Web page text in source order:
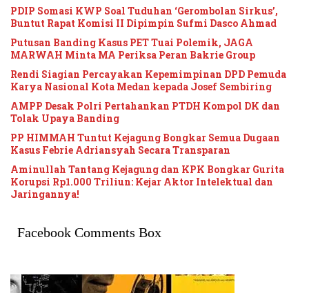
PDIP Somasi KWP Soal Tuduhan ‘Gerombolan Sirkus’,
Buntut Rapat Komisi II Dipimpin Sufmi Dasco Ahmad
Putusan Banding Kasus PET Tuai Polemik, JAGA
MARWAH Minta MA Periksa Peran Bakrie Group
Rendi Siagian Percayakan Kepemimpinan DPD Pemuda
Karya Nasional Kota Medan kepada Josef Sembiring
AMPP Desak Polri Pertahankan PTDH Kompol DK dan
Tolak Upaya Banding
PP HIMMAH Tuntut Kejagung Bongkar Semua Dugaan
Kasus Febrie Adriansyah Secara Transparan
Aminullah Tantang Kejagung dan KPK Bongkar Gurita
Korupsi Rp1.000 Triliun: Kejar Aktor Intelektual dan
Jaringannya!
Facebook Comments Box